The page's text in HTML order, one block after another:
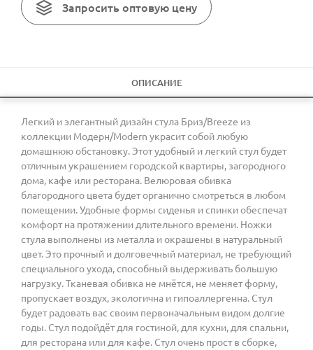
Запросить оптовую цену
ОПИСАНИЕ
Легкий и элегантный дизайн стула Бриз/Breeze из
коллекции Модерн/Modern украсит собой любую
домашнюю обстановку. Этот удобный и легкий стул будет
отличным украшением городской квартиры, загородного
дома, кафе или ресторана. Велюровая обивка
благородного цвета будет органично смотреться в любом
помещении. Удобные формы сиденья и спинки обеспечат
комфорт на протяжении длительного времени. Ножки
стула выполнены из металла и окрашены в натуральный
цвет. Это прочный и долговечный материал, не требующий
специального ухода, способный выдерживать большую
нагрузку. Тканевая обивка не мнётся, не меняет форму,
пропускает воздух, экологична и гипоаллергенна. Стул
будет радовать вас своим первоначальным видом долгие
годы. Стул подойдёт для гостиной, для кухни, для спальни,
для ресторана или для кафе. Стул очень прост в сборке,